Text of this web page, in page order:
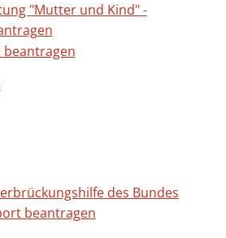
"Mutter und Kind" -
beantragen
des Bundes
beantragen